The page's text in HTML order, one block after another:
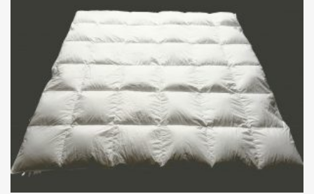
Les
options
peuvent
choisies
sur
la
page
du
produit